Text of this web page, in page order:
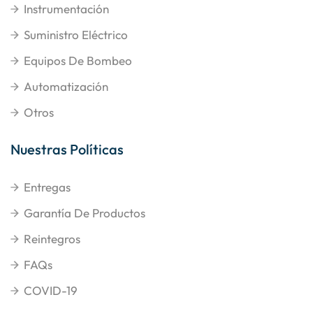
Instrumentación
Suministro Eléctrico
Equipos De Bombeo
Automatización
Otros
Nuestras Políticas
Entregas
Garantía De Productos
Reintegros
FAQs
COVID-19